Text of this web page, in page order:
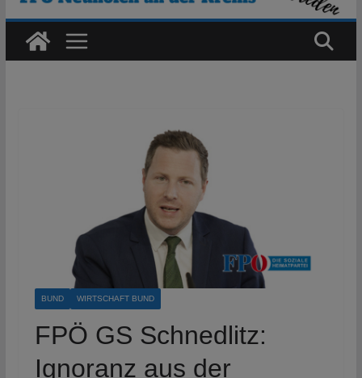
BUND WIRTSCHAFT BUND
FPÖ GS Schnedlitz:
Ignoranz aus der